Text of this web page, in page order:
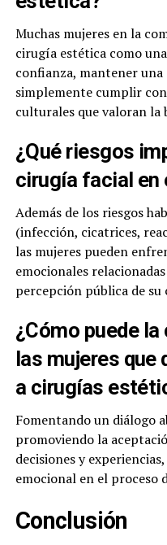
Muchas mujeres en la
cirugía estética como
confianza, mantener una
simplemente cumplir
culturales que valoran la
¿Qué riesgos
cirugía facial
Además de los riesgos
(infección, cicatrices,
las mujeres pueden
emocionales
percepción pública de su
¿Cómo puede
las mujeres que
a cirugías
Fomentando un diálogo
promoviendo la
decisiones y
emocional en el proceso
Conclusión